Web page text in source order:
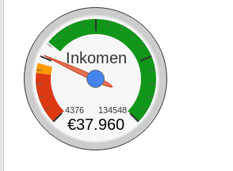
Inkomen
4376 134548
€37.960